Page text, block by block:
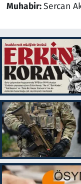
Muhabir:Sercan